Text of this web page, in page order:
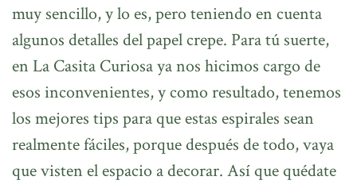
muy sencillo, y lo es, pero teniendo en cuenta
algunos detalles del papel crepe. Para tú suerte,
en La Casita Curiosa ya nos hicimos cargo de
esos inconvenientes, y como resultado, tenemos
los mejores tips para que estas espirales sean
realmente fáciles, porque después de todo, vaya
que visten el espacio a decorar. Así que quédate